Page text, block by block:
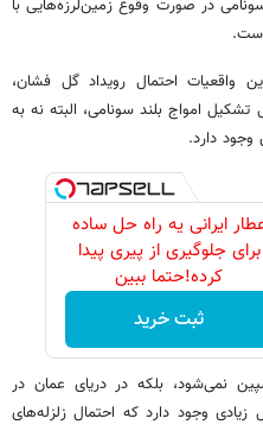
در صورت وقوع زمین‌لرزه‌هایی با
واقعیات احتمال رویداد گل فشان،
تشکیل امواج بلند سونامی، البته نه به
دارد.
ایرانی یه راه حل ساده
برای جلوگیری از پیری پیدا
کرده!حتما ببین
ثبت خرید
نمی‌شود، بلکه در دریای عمان در
وجود دارد که احتمال زلزله‌های